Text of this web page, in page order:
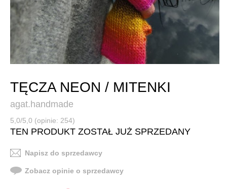
TĘCZA NEON / MITENKI
agat.handmade
5,0/5,0 (opinie: 254)
TEN PRODUKT ZOSTAŁ JUŻ SPRZEDANY
Napisz do sprzedawcy
Zobacz opinie o sprzedawcy